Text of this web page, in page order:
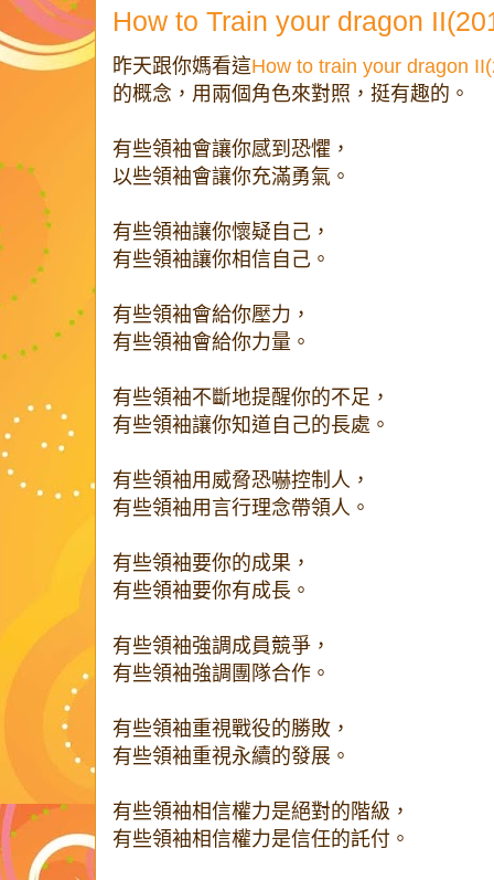
How to Train your dragon
昨天跟你媽看這How to train your dragon
的概念，用兩個角色來對照，挺有趣的。
有些領袖會讓你感到恐懼，
以些領袖會讓你充滿勇氣。
有些領袖讓你懷疑自己，
有些領袖讓你相信自己。
有些領袖會給你壓力，
有些領袖會給你力量。
有些領袖不斷地提醒你的不足，
有些領袖讓你知道自己的長處。
有些領袖用威脅恐嚇控制人，
有些領袖用言行理念帶領人。
有些領袖要你的成果，
有些領袖要你有成長。
有些領袖強調成員競爭，
有些領袖強調團隊合作。
有些領袖重視戰役的勝敗，
有些領袖重視永續的發展。
有些領袖相信權力是絕對的階級，
有些領袖相信權力是信任的託付。